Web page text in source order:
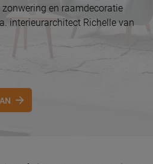
zonwering en raamdecoratie
interieurarchitect Richelle van